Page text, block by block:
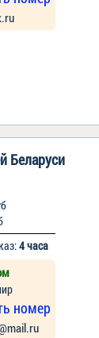
Беларуси
4 часа
номер